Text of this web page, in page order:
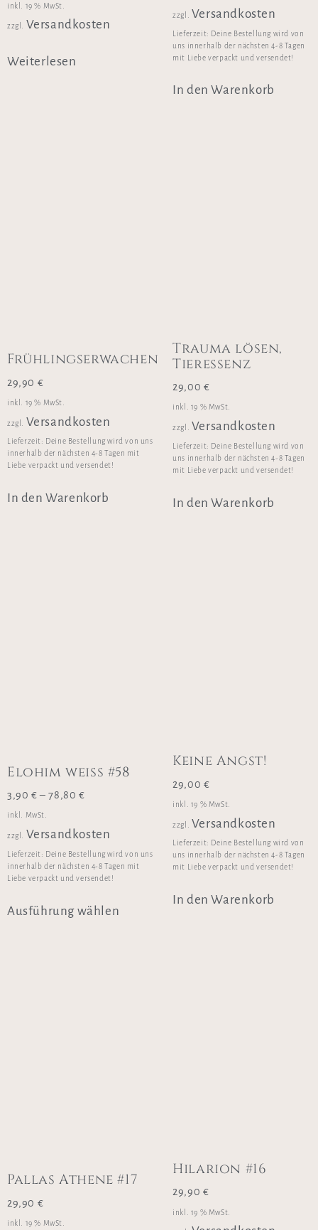
inkl. 19 % MwSt.
zzgl. Versandkosten
Weiterlesen
zzgl. Versandkosten
Lieferzeit: Deine Bestellung wird von
uns innerhalb der nächsten 4-8 Tagen
mit Liebe verpackt und versendet!
In den Warenkorb
Frühlingserwachen
29,90 €
inkl. 19 % MwSt.
zzgl. Versandkosten
Lieferzeit: Deine Bestellung wird von uns
innerhalb der nächsten 4-8 Tagen mit
Liebe verpackt und versendet!
In den Warenkorb
Trauma lösen,
Tieressenz
29,00 €
inkl. 19 % MwSt.
zzgl. Versandkosten
Lieferzeit: Deine Bestellung wird von
uns innerhalb der nächsten 4-8 Tagen
mit Liebe verpackt und versendet!
In den Warenkorb
Elohim weiss #58
3,90 €–78,80€
inkl. MwSt.
zzgl. Versandkosten
Lieferzeit: Deine Bestellung wird von uns
innerhalb der nächsten 4-8 Tagen mit
Liebe verpackt und versendet!
Ausführung wählen
Keine Angst!
29,00 €
inkl. 19 % MwSt.
zzgl. Versandkosten
Lieferzeit: Deine Bestellung wird von
uns innerhalb der nächsten 4-8 Tagen
mit Liebe verpackt und versendet!
In den Warenkorb
Pallas Athene #17
29,90 €
inkl. 19 % MwSt.
Hilarion #16
29,90 €
inkl. 19 % MwSt.